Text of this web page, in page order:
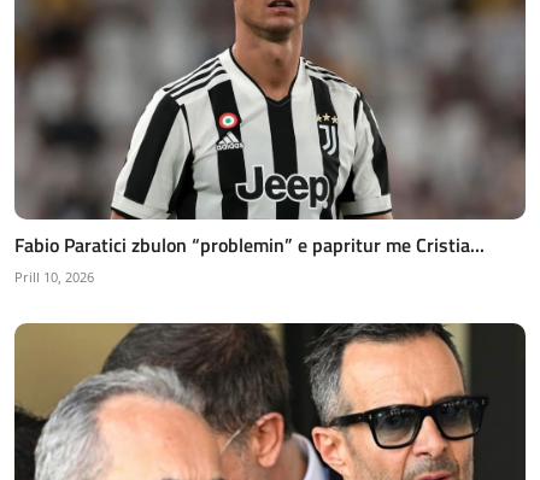
Fabio Paratici zbulon “problemin” e papritur me Cristia...
Prill 10, 2026